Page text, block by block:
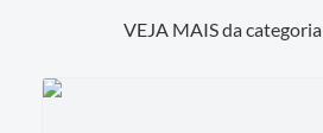
VEJA MAIS da categoria